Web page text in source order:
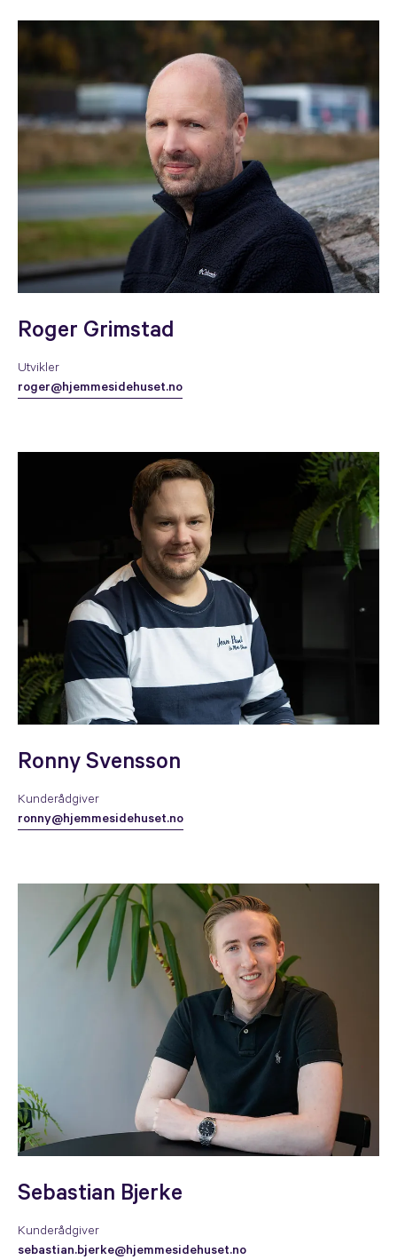
Roger Grimstad
Utvikler
roger@hjemmesidehuset.no
Ronny Svensson
Kunderådgiver
ronny@hjemmesidehuset.no
Sebastian Bjerke
Kunderådgiver
sebastian.bjerke@hjemmesidehuset.no